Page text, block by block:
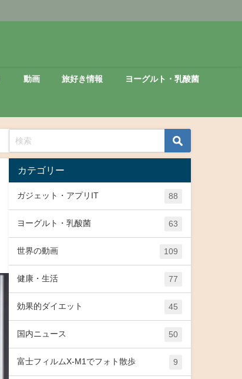
動画 旅好き情報 ヨーグルト・乳酸菌
カテゴリー
ガジェット・アプリIT 88
ヨーグルト・乳酸菌 63
世界の動画 109
健康・生活 77
効果的ダイエット 45
国内ニュース 50
富士フィルムX-M1でフォト散歩 9